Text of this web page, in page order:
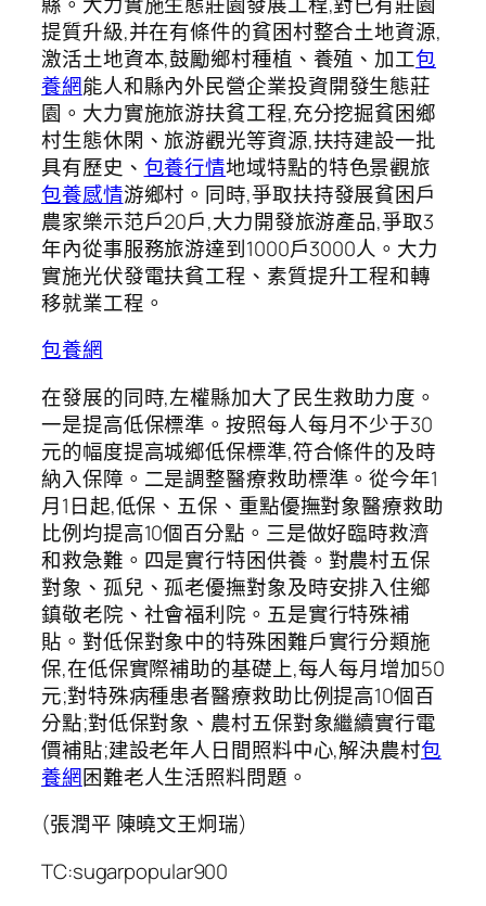
提質升級,并在有條件的貧困村整合土地資源,
激活土地資本,鼓勵鄉村種植、養殖、加工包
養網能人和縣內外民營企業投資開發生態莊
園。大力實施旅游扶貧工程,充分挖掘貧困鄉
村生態休閑、旅游觀光等資源,扶持建設一批
具有歷史、 包養行情地域特點的特色景觀旅
包養感情游鄉村。同時,爭取扶持發展貧困戶
農家樂示范戶20戶,大力開發旅游產品,爭取3
年內從事服務旅游達到1000戶3000人。大力
實施光伏發電扶貧工程、素質提升工程和轉
移就業工程。
包養網
在發展的同時,左權縣加大了民生救助力度。
一是提高低保標準。按照每人每月不少于30
元的幅度提高城鄉低保標準,符合條件的及時
納入保障。二是調整醫療救助標準。從今年1
月1日起,低保、五保、重點優撫對象醫療救助
比例均提高10個百分點。三是做好臨時救濟
和救急難。四是實行特困供養。對農村五保
對象、孤兒、孤老優撫對象及時安排入住鄉
鎮敬老院、社會福利院。五是實行特殊補
貼。對低保對象中的特殊困難戶實行分類施
保,在低保實際補助的基礎上,每人每月增加50
元;對特殊病種患者醫療救助比例提高10個百
分點;對低保對象、農村五保對象繼續實行電
價補貼;建設老年人日間照料中心,解決農村包
養網困難老人生活照料問題。
(張潤平 陳曉文王炯瑞)
TC:sugarpopular900